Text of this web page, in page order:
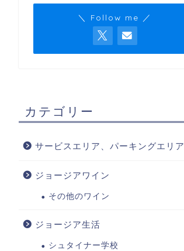
＼ Follow me ／
カテゴリー
サービスエリア、パーキングエリア
ジョージアワイン
その他のワイン
ジョージア生活
シュタイナー学校